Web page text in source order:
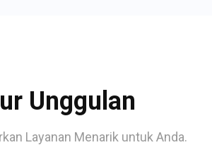
Unggulan
Layanan Menarik untuk Anda.